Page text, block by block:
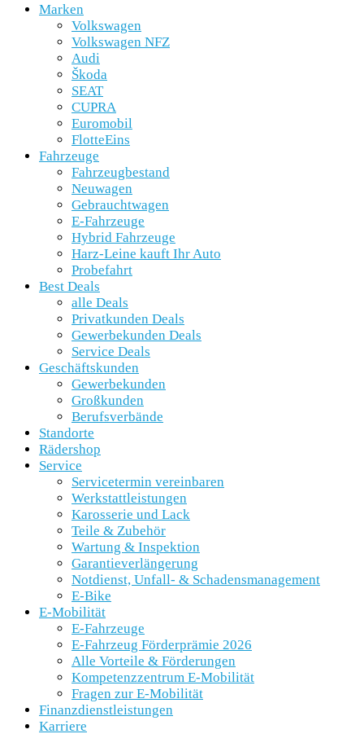
Marken
Volkswagen
Volkswagen NFZ
Audi
Škoda
SEAT
CUPRA
Euromobil
FlotteEins
Fahrzeuge
Fahrzeugbestand
Neuwagen
Gebrauchtwagen
E-Fahrzeuge
Hybrid Fahrzeuge
Harz-Leine kauft Ihr Auto
Probefahrt
Best Deals
alle Deals
Privatkunden Deals
Gewerbekunden Deals
Service Deals
Geschäftskunden
Gewerbekunden
Großkunden
Berufsverbände
Standorte
Rädershop
Service
Servicetermin vereinbaren
Werkstattleistungen
Karosserie und Lack
Teile & Zubehör
Wartung & Inspektion
Garantieverlängerung
Notdienst, Unfall- & Schadensmanagement
E-Bike
E-Mobilität
E-Fahrzeuge
E-Fahrzeug Förderprämie 2026
Alle Vorteile & Förderungen
Kompetenzzentrum E-Mobilität
Fragen zur E-Mobilität
Finanzdienstleistungen
Karriere